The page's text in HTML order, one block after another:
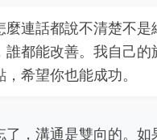
連話都說不清楚不是
誰都能改善。我自己的
希望你也能成功。
了，溝通是雙向的。如